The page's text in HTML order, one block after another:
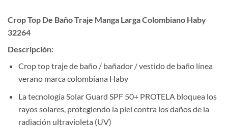
Crop Top De Baño Traje Manga Larga Colombiano Haby
32264
Descripción:
Crop top traje de baño / bañador / vestido de baño línea
verano marca colombiana Haby
La tecnología Solar Guard SPF 50+ PROTELA bloquea los
rayos solares, protegiendo la piel contra los daños de la
radiación ultravioleta (UV)